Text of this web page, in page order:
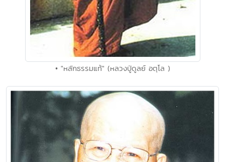
• "หลักธรรมแท้" (หลวงปู่ดูลย์ อตุโล )